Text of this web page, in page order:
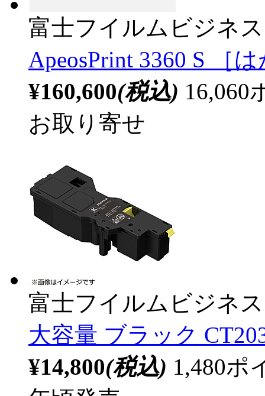
富士フイルムビジネ
ApeosPrint 3360 S ［
¥160,600(税込) 16,060
お取り寄せ
富士フイルムビジネ
大容量 ブラック
¥14,800(税込) 1,480ポ